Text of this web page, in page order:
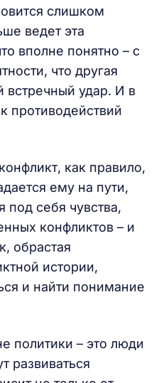
слишком
ведет эта
вполне понятно – с
что другая
встречный удар. И в
противодействий
как правило,
ему на пути,
под себя чувства,
конфликтов – и
обрастая
истории,
и найти понимание
политики – это люди
развиваться